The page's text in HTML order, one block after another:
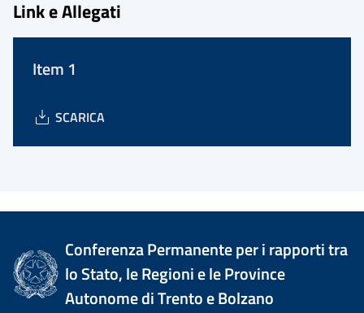
Link e Allegati
Item 1
SCARICA
Conferenza Permanente per i rapporti tra
lo Stato, le Regioni e le Province
Autonome di Trento e Bolzano